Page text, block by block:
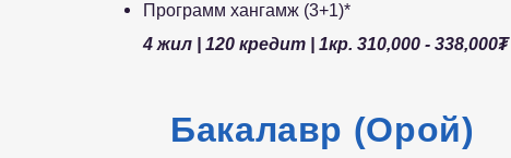
Программ хангамж (3+1)*
4 жил | 120 кредит | 1кр. 310,000 - 338,000₮
Бакалавр (Орой)